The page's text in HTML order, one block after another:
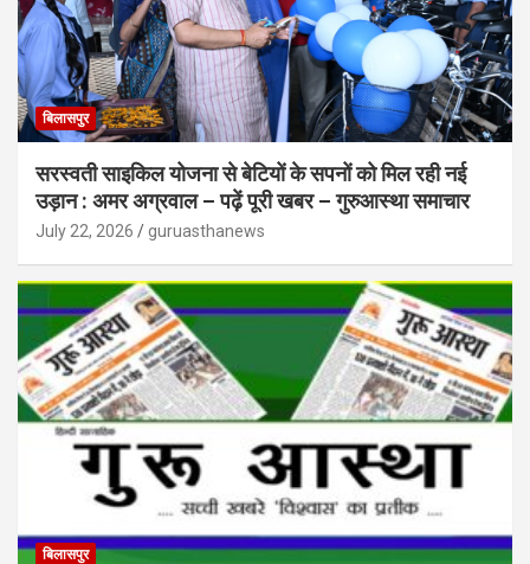
बिलासपुर
सरस्वती साइकिल योजना से बेटियों के सपनों को मिल रही नई
उड़ान : अमर अग्रवाल – पढ़ें पूरी खबर – गुरुआस्था समाचार
July 22, 2026 guruasthanews
बिलासपुर